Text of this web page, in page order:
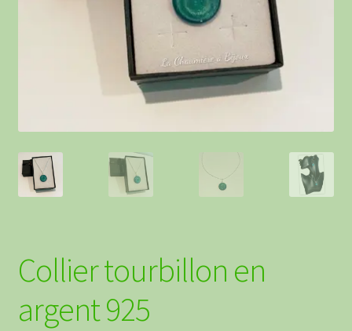
Collier tourbillon en
argent 925